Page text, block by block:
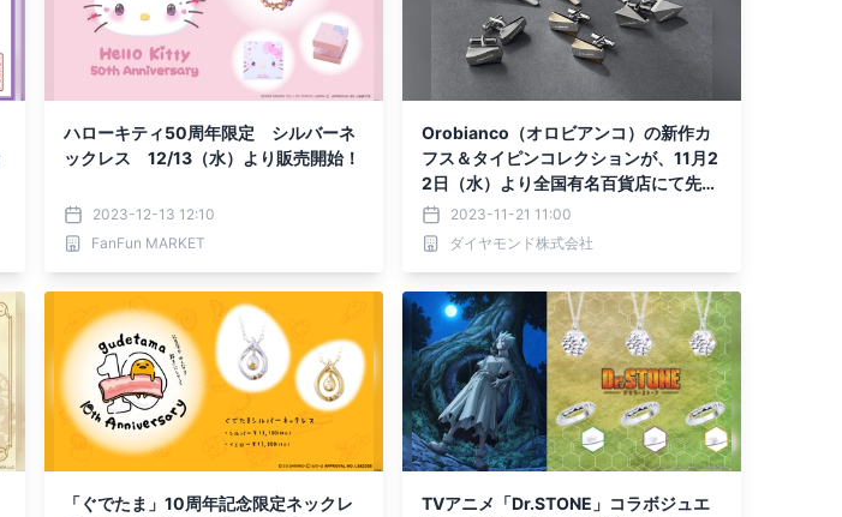
ハローキティ50周年限定 シルバーネ
ックレス 12/13（水）より販売開始！
2023-12-13 12:10
FanFun MARKET
Orobianco（オロビアンコ）の新作カ
フス＆タイピンコレクションが、11月2
2日（水）より全国有名百貨店にて先行
発売2023-11-21 11:00
ダイヤモンド株式会社
「ぐでたま」10周年記念限定ネックレ
TVアニメ「Dr.STONE」コラボジュエ